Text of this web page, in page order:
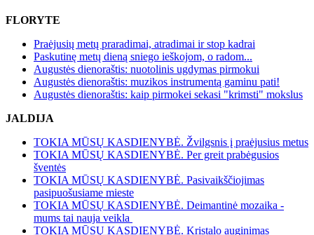
FLORYTE
Praėjusių metų praradimai, atradimai ir stop kadrai
Paskutinę metų dieną sniego ieškojom, o radom...
Augustės dienoraštis: nuotolinis ugdymas pirmokui
Augustės dienoraštis: muzikos instrumentą gaminu pati!
Augustės dienoraštis: kaip pirmokei sekasi "krimsti" mokslus
JALDIJA
TOKIA MŪSŲ KASDIENYBĖ. Žvilgsnis į praėjusius metus
TOKIA MŪSŲ KASDIENYBĖ. Per greit prabėgusios
šventės
TOKIA MŪSŲ KASDIENYBĖ. Pasivaikščiojimas
pasipuošusiame mieste
TOKIA MŪSŲ KASDIENYBĖ. Deimantinė mozaika -
mums tai nauja veikla
TOKIA MŪSŲ KASDIENYBĖ. Kristalo auginimas